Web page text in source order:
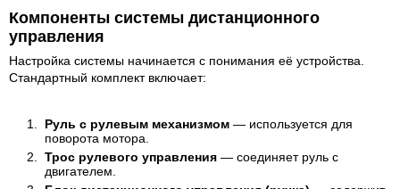
Компоненты системы дистанционного
управления
Настройка системы начинается с понимания её устройства.
Стандартный комплект включает:
Руль с рулевым механизмом — используется для
поворота мотора.
Трос рулевого управления — соединяет руль с
двигателем.